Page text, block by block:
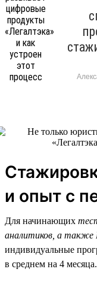
и опыт с
Для начинающих
аналитиков, а также
индивидуальные
в среднем на 4